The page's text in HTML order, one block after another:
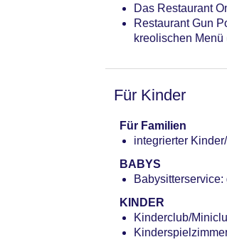
Das Restaurant
Restaurant Gun
kreolischen
Für Kinder
Für Familien
integrierter
BABYS
KINDER
Kinderclub/